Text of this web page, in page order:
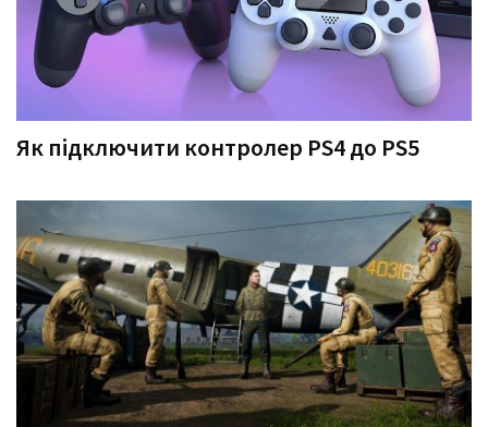
Як підключити контролер PS4 до PS5